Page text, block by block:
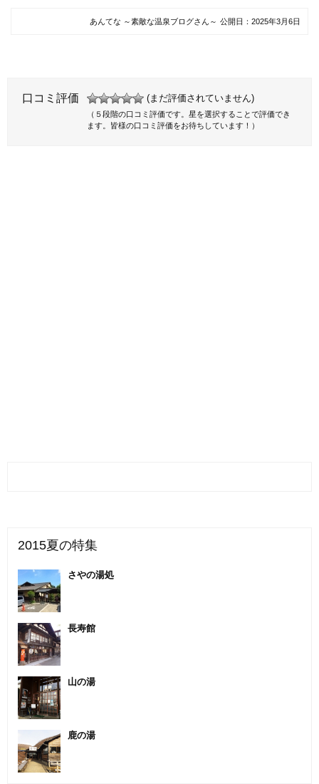
あんてな ～素敵な温泉ブログさん～ 公開日： 2025年3月6日
口コミ評価 (まだ評価されていません)
（５段階の口コミ評価です。星を選択することで評価でき
ます。皆様の口コミ評価をお待ちしています！）
2015夏の特集
さやの湯処
長寿館
山の湯
鹿の湯